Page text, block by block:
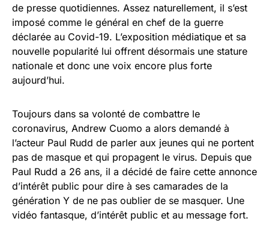
de presse quotidiennes. Assez naturellement, il s’est
imposé comme le général en chef de la guerre
déclarée au Covid-19. L’exposition médiatique et sa
nouvelle popularité lui offrent désormais une stature
nationale et donc une voix encore plus forte
aujourd’hui.
Toujours dans sa volonté de combattre le
coronavirus, Andrew Cuomo a alors demandé à
l’acteur Paul Rudd de parler aux jeunes qui ne portent
pas de masque et qui propagent le virus. Depuis que
Paul Rudd a 26 ans, il a décidé de faire cette annonce
d’intérêt public pour dire à ses camarades de la
génération Y de ne pas oublier de se masquer. Une
vidéo fantasque, d’intérêt public et au message fort.